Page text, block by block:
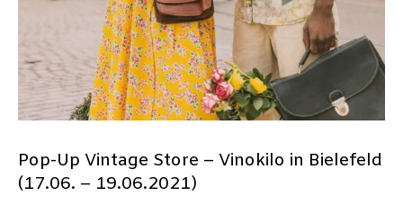
Pop-Up Vintage Store – Vinokilo in Bielefeld
(17.06. – 19.06.2021)